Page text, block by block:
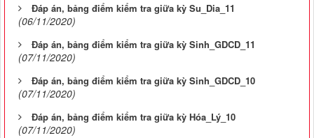
Đáp án, bảng điểm kiểm tra giữa kỳ Su_Dia_11
(06/11/2020)
Đáp án, bảng điểm kiểm tra giữa kỳ Sinh_GDCD_11
(07/11/2020)
Đáp án, bảng điểm kiểm tra giữa kỳ Sinh_GDCD_10
(07/11/2020)
Đáp án, bảng điểm kiểm tra giữa kỳ Hóa_Lý_10
(07/11/2020)